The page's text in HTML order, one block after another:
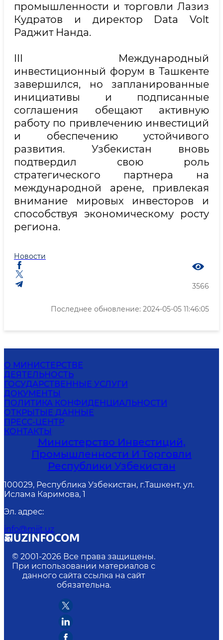
промышленности и торговли Лазиз
Кудратов и директор Data Volt
Раджит Нанда.
III Международный
инвестиционный форум в Ташкенте
завершился, но запланированные
инициативы и подписанные
соглашения обещают активную
работу по привлечению инвестиций
и обеспечению устойчивого
развития. Узбекистан вновь
подтвердил свою роль
стратегического партнера на
международной арене, привлекая
внимание мировых инвесторов и
способствуя экономическому росту
региона.
Новости
3566
Последнее обновление: 2024-05-05 11:46:05
О МИНИСТЕРСТВЕ
ДЕЯТЕЛЬНОСТЬ
ГОСУДАРСТВЕННЫЕ УСЛУГИ
ДОКУМЕНТЫ
ПОЛИТИКА КОНФИДЕНЦИАЛЬНОСТИ
ОТКРЫТЫЕ ДАННЫЕ
ПРЕСС-ЦЕНТР
КОНТАКТЫ
Министерство Инвестиций,
Промышленности И Торговли
Республики Узбекистан
100029, Республика Узбекистан, г.Ташкент, ул.
Ислама Каримова, 1
Эл. адрес:
info@miit.uz
© 2001-2026 Все права защищены.
При использовании материалов с
данного сайта ссылка на сайт
обязательна.